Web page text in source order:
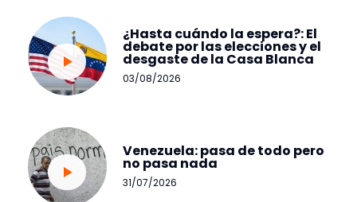
¿Hasta cuándo la espera?: El
debate por las elecciones y el
desgaste de la Casa Blanca
03/08/2026
Venezuela: pasa de todo pero
no pasa nada
31/07/2026